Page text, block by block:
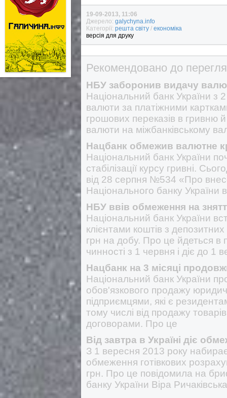
19-09-2013, 11:06
Джерело: galychyna.info
Категорії: решта світу / економіка
версія для друку
Рекомендовано до
НБУ заборонив видачу
Національний банк України з
валюти за платіжними
грошових переказів в гривню й
валюти на міжбанківському
Нацбанк обмежив валютне
Національний банк України
стабілізації курсу гривні.
від 28 серпня №534 «Про
Національного банку
НБУ ввів обмеження на
Національний банк України
клієнтами коштів з
грн на добу. Про це йдеться
чинності з 1 червня і діє до 1
Нацбанк на 3 місяці
Національний банк України
обов'язкового продажу
підприємцями, які є
тому числі від продажу
договорами. Про це
Від завтра в Україні діє
З 1 вересня 2013 року
обмеження готівкових
грн. Про це повідомила на
банку України Віра